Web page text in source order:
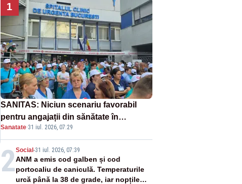
1
SANITAS: Niciun scenariu favorabil
pentru angajații din sănătate în
proiectul Legii salarizării
Sanatate·31 iul. 2026, 07:29
2Social -31 iul. 2026, 07:39
ANM a emis cod galben și cod
portocaliu de caniculă. Temperaturile
urcă până la 38 de grade, iar nopțile